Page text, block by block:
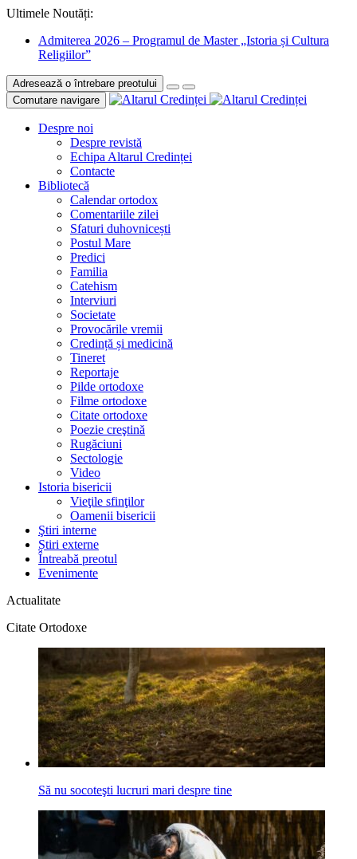
Ultimele Noutăți:
Admiterea 2026 – Programul de Master „Istoria și Cultura
Religiilor”
Adresează o întrebare preotului
Comutare navigare
Despre noi
Despre revistă
Echipa Altarul Credinței
Contacte
Bibliotecă
Calendar ortodox
Comentariile zilei
Sfaturi duhovnicești
Postul Mare
Predici
Familia
Catehism
Interviuri
Societate
Provocările vremii
Credință și medicină
Tineret
Reportaje
Pilde ortodoxe
Filme ortodoxe
Citate ortodoxe
Poezie creştină
Rugăciuni
Sectologie
Video
Istoria bisericii
Vieţile sfinţilor
Oamenii bisericii
Ştiri interne
Știri externe
Întreabă preotul
Evenimente
Actualitate
Citate Ortodoxe
Să nu socoteşti lucruri mari despre tine